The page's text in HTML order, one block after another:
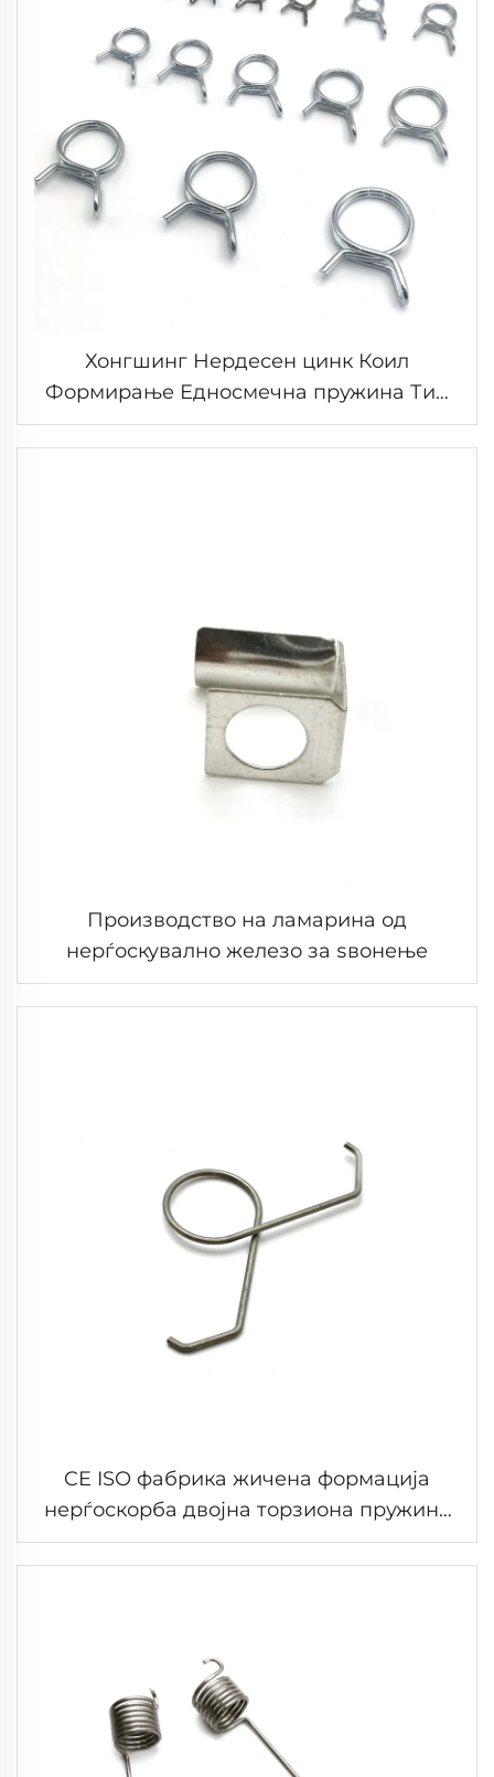
Хонгшинг Нердесен цинк Коил
Формирање Едносмечна пружина Тип
Кружница Хозир за горивна линија
Производство на ламарина од
нерѓоскувално железо за ѕвонење
CE ISO фабрика жичена формација
нерѓоскорба двојна торзиона пружина
клип